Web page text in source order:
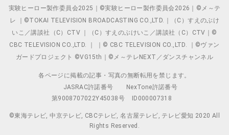
実験ヒーロー製作委員会2025｜©実験ヒーロー製作委員会2026｜©メ～テ
レ ｜©TOKAI TELEVISION BROADCASTING CO.,LTD.｜（C）すえのぶけ
いこ／講談社（C）CTV ｜（C）すえのぶけいこ／講談社（C）CTV｜©
CBC TELEVISION CO.,LTD. ｜ ｜© CBC TELEVISION CO.,LTD. ｜©ヴァン
ガードプロジェクト ©VG15th｜©メ～テレNEXT／ダンスチャンネル
各ページに掲載の記事・写真の無断転用を禁じます。
JASRAC許諾番号
NexTone許諾番号
第9008707022Y45038号
ID000007318
©東海テレビ, 中京テレビ, CBCテレビ, 名古屋テレビ, テレビ愛知 2020 All
Rights Reserved.